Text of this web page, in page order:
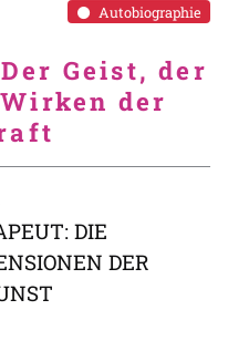
Autobiographie
Geist, der
der
DIE
DER